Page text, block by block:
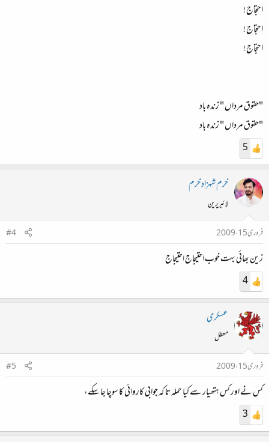
احتجاج !
احتجاج !
احتجاج !
"حقوق مرداں " زندہ باد
"حقوق مرداں " زندہ باد
5
خرم شہزاد خرم
لائبریرین
فروری 15، 2009
#4
زین بھائی بہت خوب احتیجاج احتیجاج
4
عسکری
معطل
فروری 15، 2009
#5
کس نے اور کس ہتھیار سے کیا حملہ تا کہ جوابی کاروائی کا سوچا جا سکے،
3